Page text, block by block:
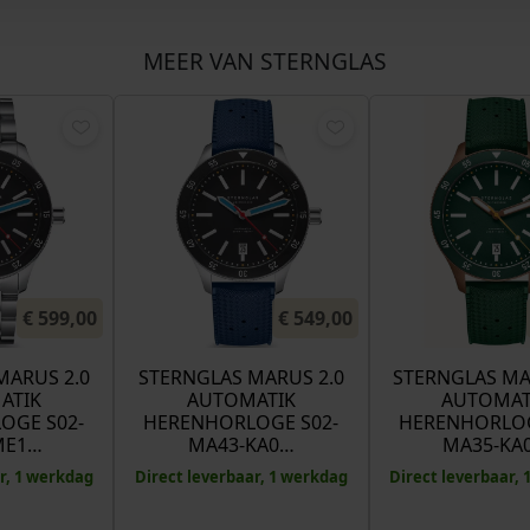
MEER VAN STERNGLAS
€ 599,00
2.0
S02-
1 werkdag
€549,00
STERNGLAS MARUS 2.0
AUTOMATIK
HERENHORLOGE S02-
MA43-KA0…
Direct leverbaar, 1 werkdag
STERNGLAS
MA35-
Direct leverbaar,